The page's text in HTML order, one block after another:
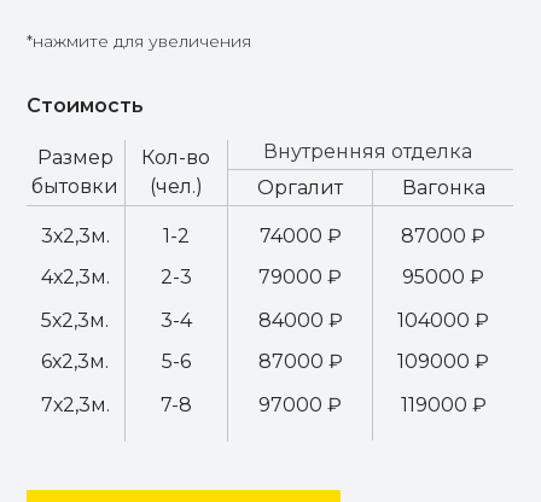
Стоимость
Размер
бытовки
Кол-во
(чел.)
Внутренняя отделка
Оргалит
Вагонка
3х2,3м.
4х2,3м.
5х2,3м.
6х2,3м.
7х2,3м.
1-2
2-3
3-4
5-6
7-8
74000 ₽
79000 ₽
84000 ₽
87000 ₽
97000 ₽
87000 ₽
95000 ₽
104000 ₽
109000 ₽
119000 ₽
*нажмите для увеличения